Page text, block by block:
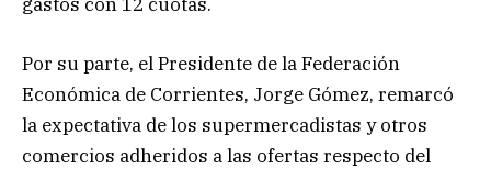
Por su parte, el Presidente de la Federación
Económica de Corrientes, Jorge Gómez, remarcó
la expectativa de los supermercadistas y otros
comercios adheridos a las ofertas respecto del